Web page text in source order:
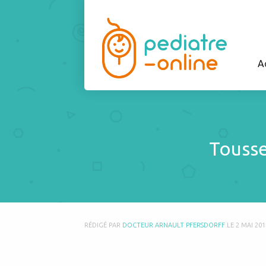
RÉDIGÉ PAR DOCTEUR ARNAULT PFERSDORFF LE 2 MAI